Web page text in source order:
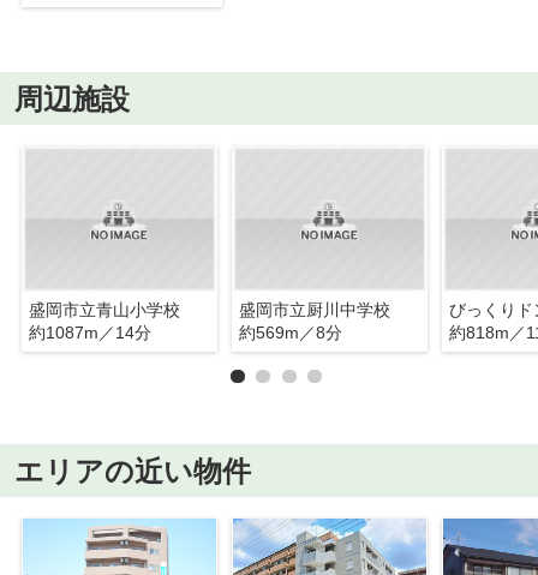
周辺施設
盛岡市立青山小学校
約1087m／14分
盛岡市立厨川中学校
約569m／8分
びっくりド
約818m／
エリアの近い物件